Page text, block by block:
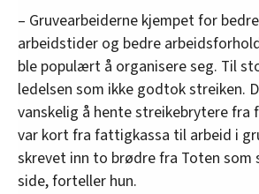
– Gruvearbeiderne kjempet for
arbeidstider og bedre
ble populært å organisere seg. Til
ledelsen som ikke godtok streiken.
vanskelig å hente streikebrytere fra
var kort fra fattigkassa til arbeid i
skrevet inn to brødre fra Toten som
side, forteller hun.